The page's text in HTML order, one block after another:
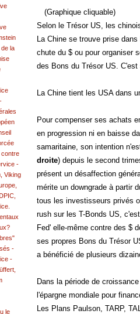
(Graphique cliquable)
Selon le Trésor US, les
La Chine se trouve prise
chute du $ ou pour organiser
des Bons du Trésor US.
La Chine tient les USA dans
Pour compenser ses achats
en progression ni en baisse
samaritaine, son intention
droite) depuis le second
présent un désaffection
mérite un downgrade à partir
tous les investisseurs privés
rush sur les T-Bonds US,
Fed' elle-même contre des $
ses propres Bons du Trésor
a bénéficié de plusieurs
Dans la période de
l'épargne mondiale pour
Les Plans Paulson, TARP,
la
-
Viking
-
-
le